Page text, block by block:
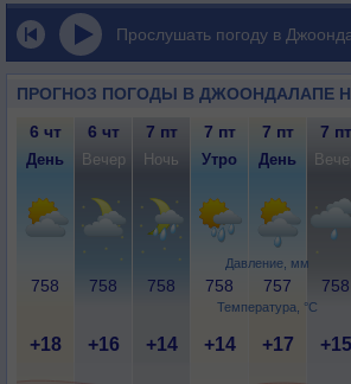
Прослушать погоду в
ПРОГНОЗ ПОГОДЫ В ДЖООНДАЛАПЕ
Давление, мм
Температура, °C
6 чт 6 чт 7 пт 7 пт 7 пт 7 пт
День Вечер Ночь Утро День
758 758 758 758 757 758
+18 +16 +14 +14 +17 +15